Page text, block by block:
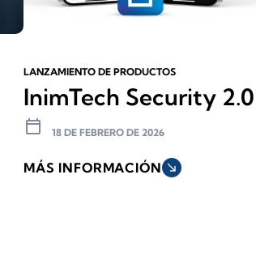
LANZAMIENTO DE PRODUCTOS
InimTech Security 2.0
calendar_today 18 DE FEBRERO DE 2026
MÁS INFORMACIÓN south_east